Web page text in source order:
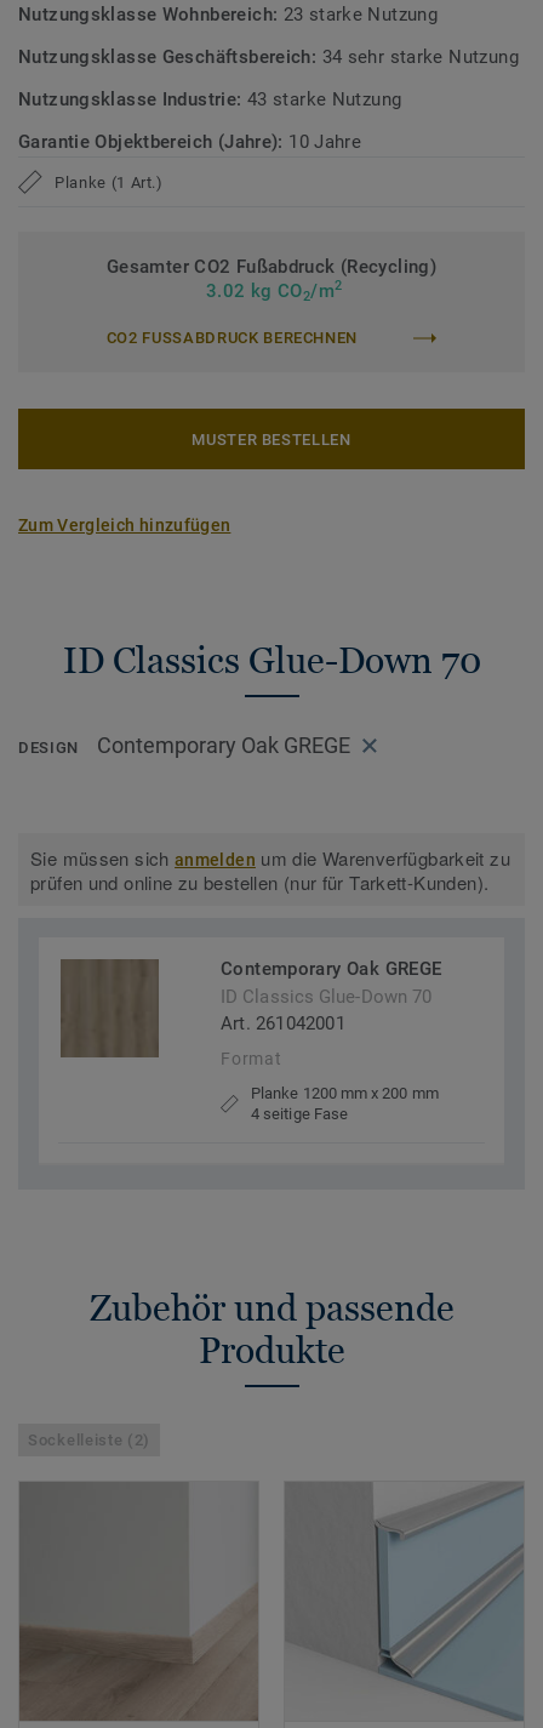
sehr niedrigen VOC-Emissionen gemäß gängigen
>> Erfahren Sie mehr über Tarkett Designböden.
Nutzungsklasse Wohnbereich: 23 starke Nutzung
Nutzungsklasse Geschäftsbereich: 34 sehr starke Nutzung
Nutzungsklasse Industrie: 43 starke Nutzung
Garantie Objektbereich (Jahre): 10 Jahre
Planke (1 Art.)
Gesamter CO2 Fußabdruck (Recycling)
3.02 kg CO2/m2
CO2 FUSSABDRUCK BERECHNEN
MUSTER BESTELLEN
Zum Vergleich hinzufügen
ID Classics Glue-Down 70
DESIGN Contemporary Oak GREGE
Sie müssen sichanmelden um die Warenverfügbarkeit zu
prüfen und online zu bestellen (nur für Tarkett-Kunden).
Contemporary Oak GREGE
ID Classics Glue-Down 70
Art. 261042001
Format
Planke 1200 mm x 200 mm
4 seitige Fase
Zubehör und passende
Produkte
Sockelleiste (2)